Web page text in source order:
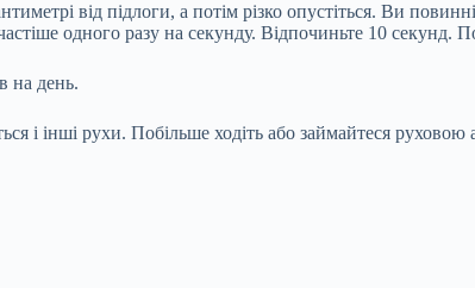
від підлоги, а потім різко опустіться. Ви
одного разу на секунду. Відпочиньте 10 секунд.
на день.
і інші рухи. Побільше ходіть або займайтеся руховою